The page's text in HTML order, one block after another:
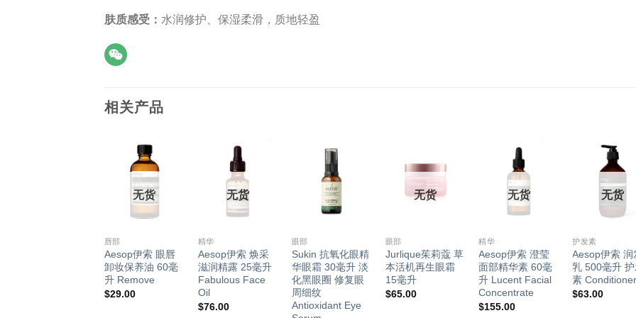
肤质感受： 水润修护、保湿柔滑，质地轻盈
相关产品
无货
唇部
Aesop伊索 眼唇
卸妆保养油 60毫
升 Remove
$29.00
无货
精华
Aesop伊索 焕采
滋润精露 25毫升
Fabulous Face
Oil
$76.00
眼部
Sukin 抗氧化眼精
华眼霜 30毫升 淡
化黑眼圈 修复眼
周细纹
Antioxidant Eye
无货
眼部
Jurlique茱莉蔻 草
本活机再生眼霜
15毫升
$65.00
无货
精华
Aesop伊索 澄莹
面部精华素 60毫
升 Lucent Facial
Concentrate
$155.00
无货
护发素
Aesop伊索 润
乳 500毫升
素 Conditioner
$63.00